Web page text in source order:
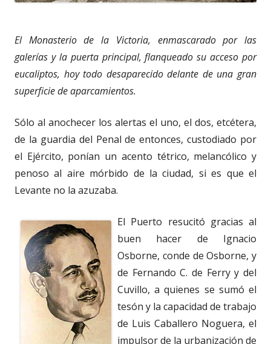
El Monasterio de la Victoria, enmascarado por las
galerías y la puerta principal, flanqueado su acceso por
eucaliptos, hoy todo desaparecido delante de una gran
superficie de aparcamientos.
Sólo al anochecer los alertas el uno, el dos, etcétera,
de la guardia del Penal de entonces, custodiado por
el Ejército, ponían un acento tétrico, melancólico y
penoso al aire mórbido de la ciudad, si es que el
Levante no la azuzaba.
El Puerto resucitó gracias al
buen hacer de Ignacio
Osborne, conde de Osborne, y
de Fernando C. de Ferry y del
Cuvillo, a quienes se sumó el
tesón y la capacidad de trabajo
de Luis Caballero Noguera, el
impulsor de la urbanización de